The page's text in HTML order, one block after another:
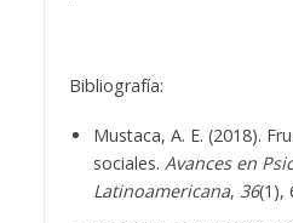
Bibliografía:
Mustaca, A. E. (2018).
sociales. Avances en
Latinoamericana, 36(1),